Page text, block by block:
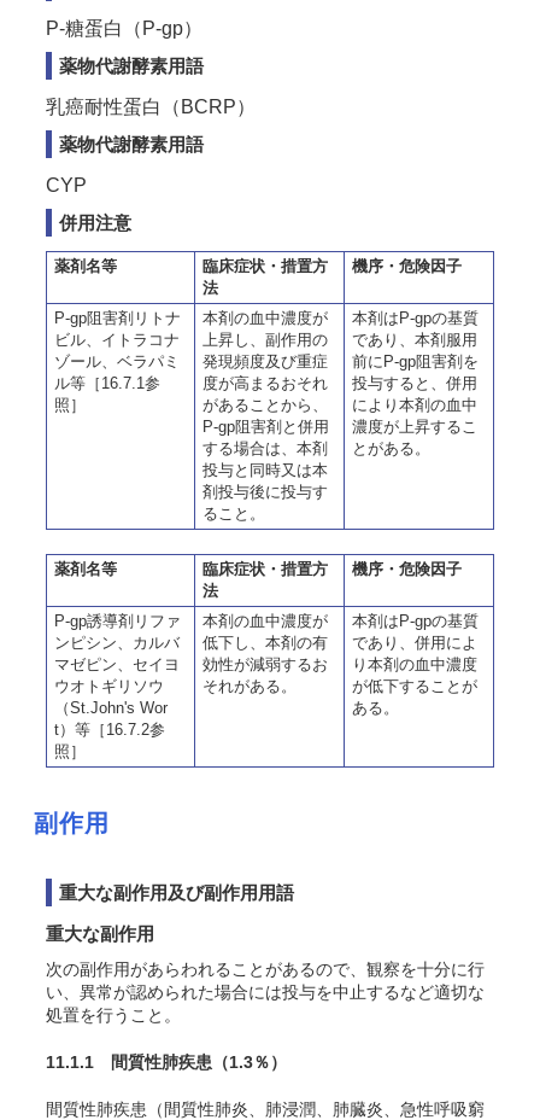
P-糖蛋白（P-gp）
薬物代謝酵素用語
乳癌耐性蛋白（BCRP）
薬物代謝酵素用語
CYP
併用注意
薬剤名等
臨床症状・措置方
法
機序・危険因子
P-gp阻害剤リトナ
ビル、イトラコナ
ゾール、ベラパミ
ル等［16.7.1参
照］
本剤の血中濃度が
上昇し、副作用の
発現頻度及び重症
度が高まるおそれ
があることから、
P-gp阻害剤と併用
する場合は、本剤
投与と同時又は本
剤投与後に投与す
ること。
本剤はP-gpの基質
であり、本剤服用
前にP-gp阻害剤を
投与すると、併用
により本剤の血中
濃度が上昇するこ
とがある。
薬剤名等
臨床症状・措置方
法
機序・危険因子
P-gp誘導剤リファ
ンピシン、カルバ
マゼピン、セイヨ
ウオトギリソウ
（St.John's Wor
t）等［16.7.2参
照］
本剤の血中濃度が
低下し、本剤の有
効性が減弱するお
それがある。
本剤はP-gpの基質
であり、併用によ
り本剤の血中濃度
が低下することが
ある。
副作用
重大な副作用及び副作用用語
重大な副作用
次の副作用があらわれることがあるので、観察を十分に行
い、異常が認められた場合には投与を中止するなど適切な
処置を行うこと。
11.1.1 間質性肺疾患 （1.3％）
間質性肺疾患（間質性肺炎、肺浸潤、肺臓炎、急性呼吸窮